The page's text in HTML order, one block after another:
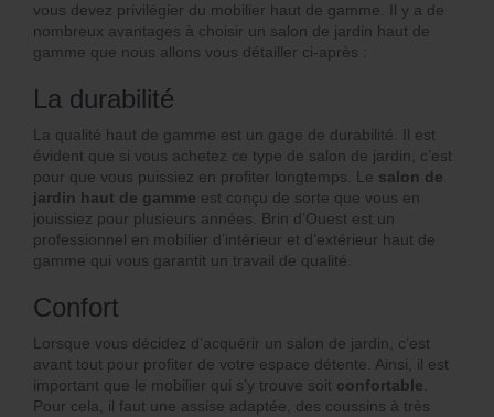
vous devez privilégier du mobilier haut de gamme. Il y a de
nombreux avantages à choisir un salon de jardin haut de
gamme que nous allons vous détailler ci-après :
La durabilité
La qualité haut de gamme est un gage de durabilité. Il est
évident que si vous achetez ce type de salon de jardin, c’est
pour que vous puissiez en profiter longtemps. Le salon de
jardin haut de gamme est conçu de sorte que vous en
jouissiez pour plusieurs années. Brin d’Ouest est un
professionnel en mobilier d’intérieur et d’extérieur haut de
gamme qui vous garantit un travail de qualité.
Confort
Lorsque vous décidez d’acquérir un salon de jardin, c’est
avant tout pour profiter de votre espace détente. Ainsi, il est
important que le mobilier qui s’y trouve soit confortable
Pour cela, il faut une assise adaptée, des coussins à très